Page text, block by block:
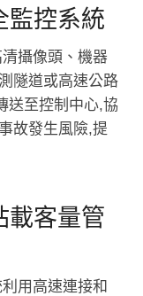
監控系統
攝像頭、機器
隧道或高速公路
送至控制中心,協
故發生風險,提
載客量管
用高速連接和